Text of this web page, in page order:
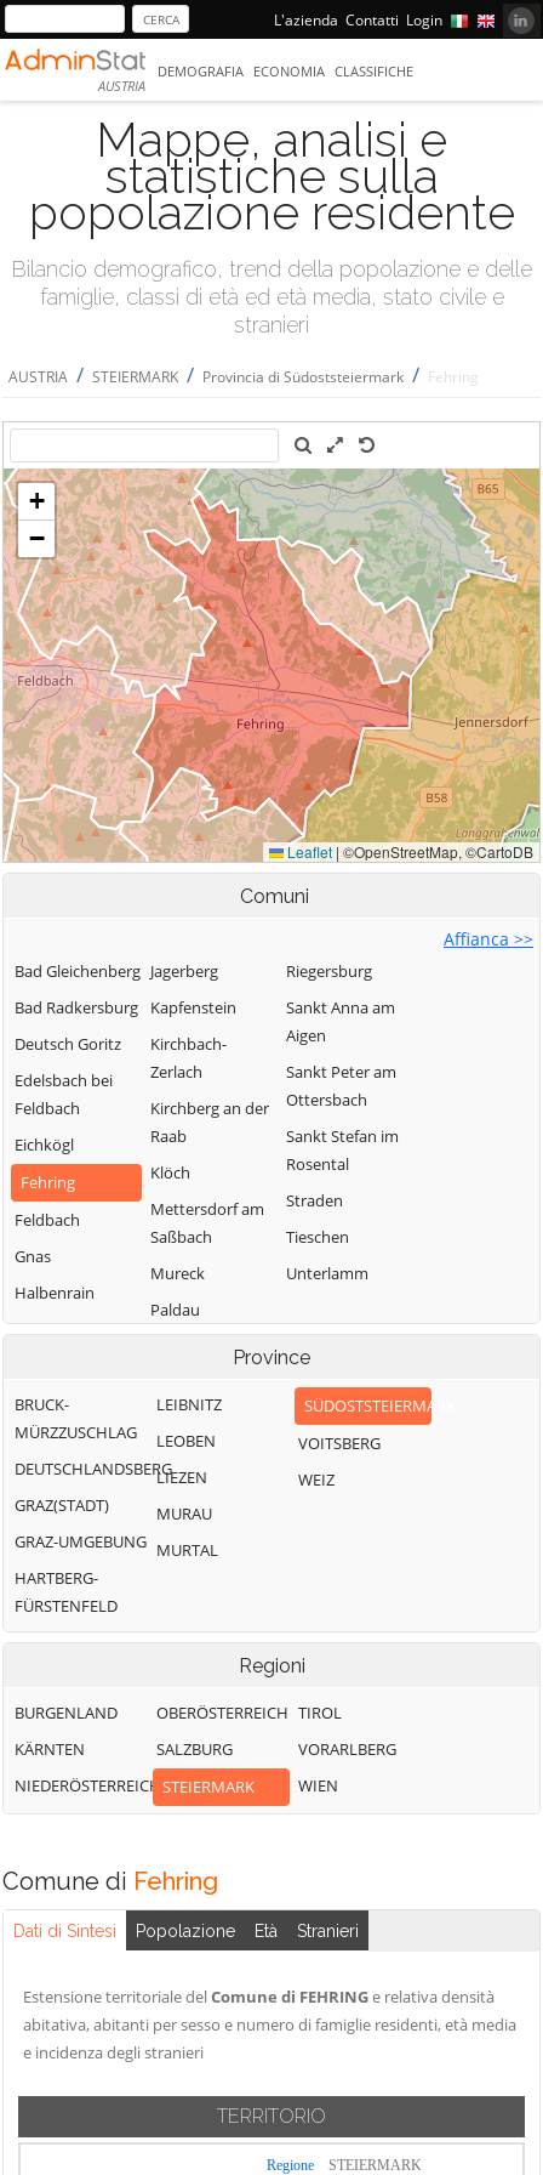
L'azienda Contatti Login
AUSTRIA
DEMOGRAFIA ECONOMIA CLASSIFICHE
Mappe, analisi e
statistiche sulla
popolazione residente
Bilancio demografico, trend della popolazione e delle
famiglie, classi di età ed età media, stato civile e
stranieri
AUSTRIA / STEIERMARK / Provincia di Südoststeiermark / Fehring
Comuni
Affianca >>
Bad Gleichenberg
Bad Radkersburg
Deutsch Goritz
Edelsbach bei
Feldbach
Eichkögl
Fehring
Feldbach
Gnas
Halbenrain
Jagerberg
Kapfenstein
Kirchbach-
Zerlach
Kirchberg an der
Raab
Klöch
Mettersdorf am
Saßbach
Mureck
Paldau
Pirching am
Riegersburg
Sankt Anna am
Aigen
Sankt Peter am
Ottersbach
Sankt Stefan im
Rosental
Straden
Tieschen
Unterlamm
Province
BRUCK-
MÜRZZUSCHLAG
DEUTSCHLANDSBERG
GRAZ(STADT)
GRAZ-UMGEBUNG
HARTBERG-
FÜRSTENFELD
LEIBNITZ
LEOBEN
LIEZEN
MURAU
MURTAL
SÜDOSTSTEIERMARK
VOITSBERG
WEIZ
Regioni
BURGENLAND
KÄRNTEN
NIEDERÖSTERREICH
OBERÖSTERREICH
SALZBURG
STEIERMARK
TIROL
VORARLBERG
WIEN
Comune di Fehring
Dati di Sintesi Popolazione Età Stranieri
Estensione territoriale delComune di FEHRINGe relativa densità
abitativa, abitanti per sesso e numero di famiglie residenti, età media
e incidenza degli stranieri
TERRITORIO
Regione STEIERMARK